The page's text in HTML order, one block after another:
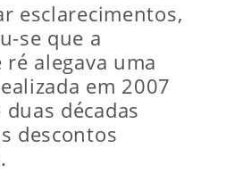
esclarecimentos,
se que a
alegava uma
em 2007
décadas
descontos